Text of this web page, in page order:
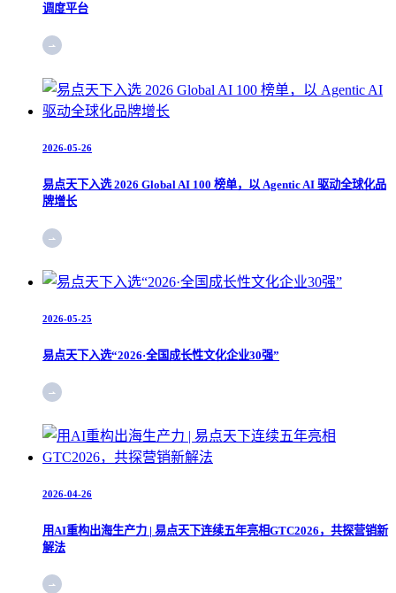
调度平台
2026-05-26
易点天下入选 2026 Global AI 100 榜单，以 Agentic AI 驱动全球化品
牌增长
2026-05-25
易点天下入选“2026·全国成长性文化企业30强”
2026-04-26
用AI重构出海生产力 | 易点天下连续五年亮相GTC2026，共探营销新
解法